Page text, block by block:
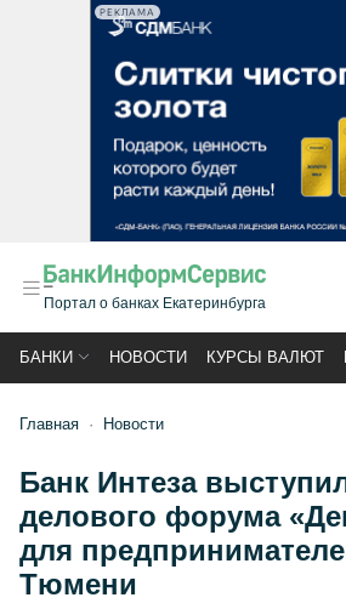
РЕКЛАМА
Портал о банках Екатеринбурга
БАНКИ НОВОСТИ КУРСЫ ВАЛЮТ
Главная Новости
Банк Интеза
делового форума
для
Тюмени